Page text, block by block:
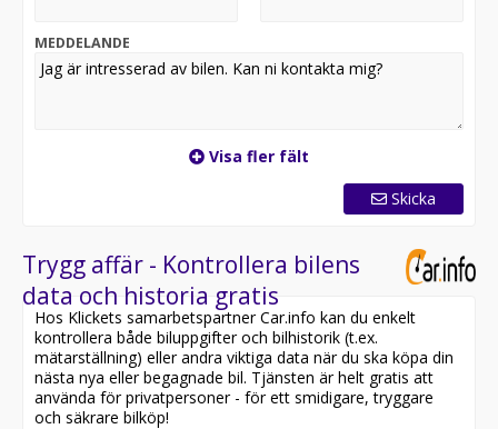
MEDDELANDE
Visa fler fält
Skicka
Trygg affär - Kontrollera bilens
data och historia gratis
Hos Klickets samarbetspartner Car.info kan du enkelt
kontrollera både biluppgifter och bilhistorik (t.ex.
mätarställning) eller andra viktiga data när du ska köpa din
nästa nya eller begagnade bil. Tjänsten är helt gratis att
använda för privatpersoner - för ett smidigare, tryggare
och säkrare bilköp!